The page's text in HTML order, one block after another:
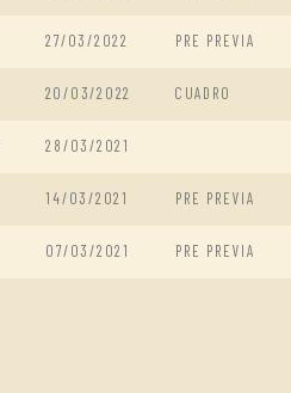
27/03/2022 PRE PREVIA
20/03/2022 CUADRO
28/03/2021
14/03/2021 PRE PREVIA
07/03/2021 PRE PREVIA